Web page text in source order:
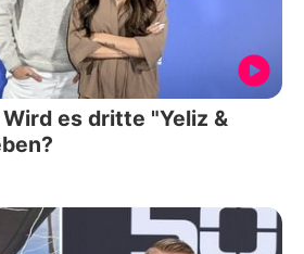
es dritte "Yeliz &